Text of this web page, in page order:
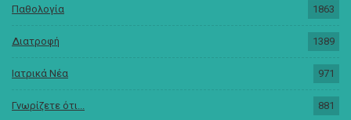
Παθολογία 1863
Διατροφή 1389
Ιατρικά Νέα 971
Γνωρίζετε ότι... 881